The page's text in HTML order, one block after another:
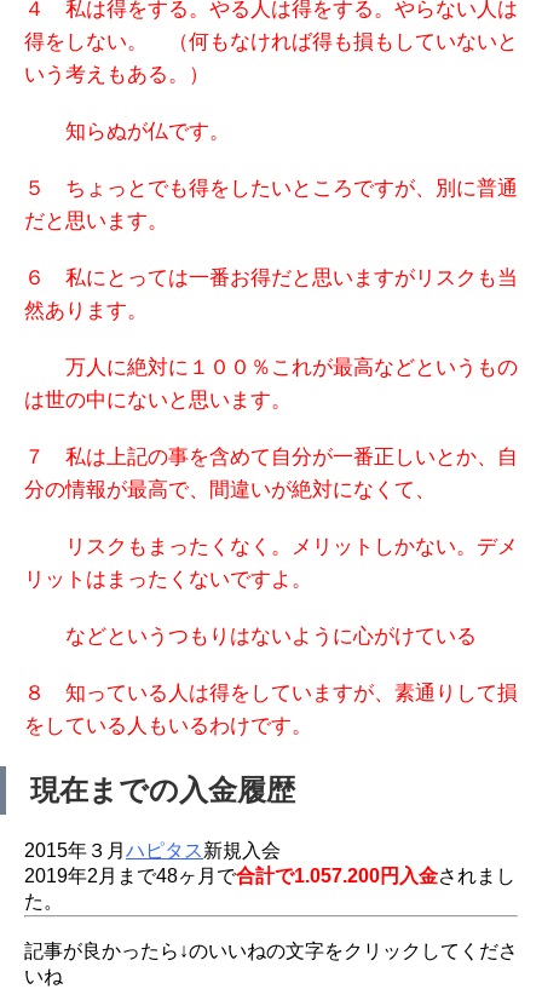
４ 私は得をする。やる人は得をする。やらない人は
得をしない。 （何もなければ得も損もしていないと
いう考えもある。）
知らぬが仏です。
５ ちょっとでも得をしたいところですが、
別に普通
だと思います。
６ 私にとっては一番お得だと思いますが リスクも当
然あります。
万人に絶対に１００％これが最高などというもの
は世の中にないと思います。
７ 私は上記の事を含めて自分が一番正しいとか、自
分の情報が最高で、間違いが絶対になくて、
リスクもまったくなく。メリットしかない。デメ
リットはまったくないですよ。
などというつもりはないように心がけている
８ 知っている人は得をしていますが、 素通りして損
をしている人もいるわけです。
現在までの入金履歴
2015年３月 ハピタス新規入会
2019年2月まで48ヶ月で合計で1.057.200円入金されまし
た。
記事が良かったら↓のいいねの文字をクリックしてくださ
いね